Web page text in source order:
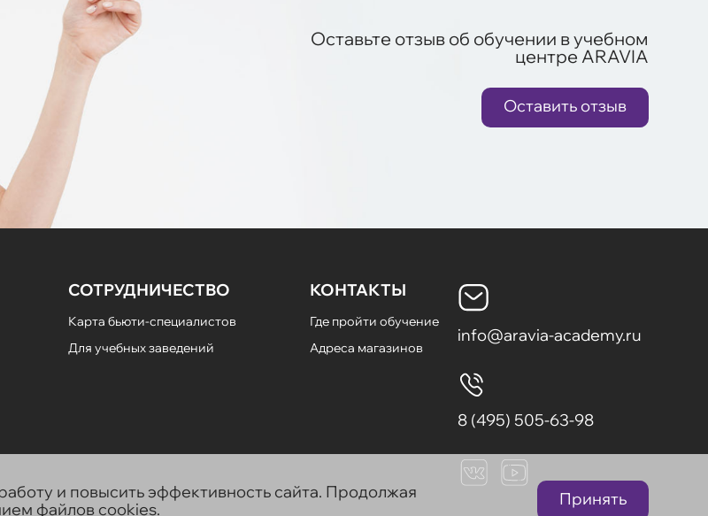
Оставьте отзыв об обучении в учебном
центре ARAVIA
Оставить отзыв
СОТРУДНИЧЕСТВО
Карта бьюти-специалистов
Для учебных заведений
КОНТАКТЫ
Где пройти обучение
Адреса магазинов
info@aravia-academy.ru
8 (495) 505-63-98
и повысить эффективность сайта. Продолжая
файлов cookies.
Принять